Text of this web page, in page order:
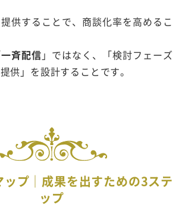
供することで、商談化率を高めるこ
一斉配信 」ではなく、「検討フェーズ
供」を設計することです。
ップ｜成果を出すための3ステ
ップ